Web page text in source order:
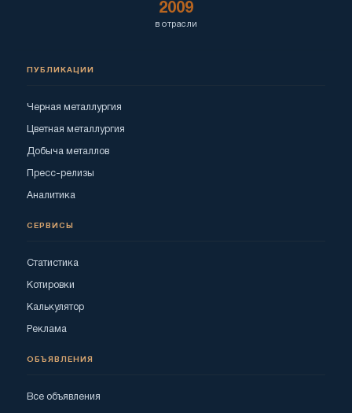
2009
в отрасли
ПУБЛИКАЦИИ
Черная металлургия
Цветная металлургия
Добыча металлов
Пресс-релизы
Аналитика
СЕРВИСЫ
Статистика
Котировки
Калькулятор
Реклама
ОБЪЯВЛЕНИЯ
Все объявления